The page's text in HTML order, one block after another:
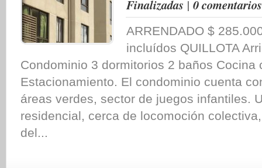
Finalizadas | 0 comentarios
ARRENDADO $
incluídos QUILLOTA
Condominio 3 dormitorios 2 baños Cocina
Estacionamiento. El condominio cuenta
áreas verdes, sector de juegos infantiles.
residencial, cerca de locomoción
del...